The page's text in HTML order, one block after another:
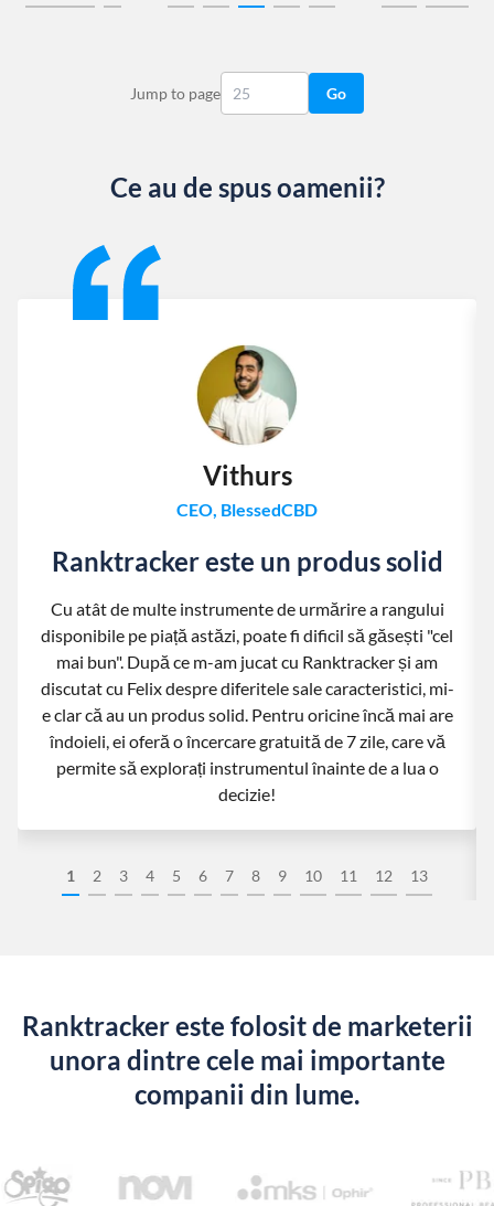
Jump to page Go
Ce au de spus oamenii?
1 2 3 4 5 6 7 8 9 10 11 12 13
Vithurs
CEO, BlessedCBD
Ranktracker este un produs solid
Cu atât de multe instrumente de urmărire a rangului
disponibile pe piață astăzi, poate fi dificil să găsești "cel
mai bun". După ce m-am jucat cu Ranktracker și am
discutat cu Felix despre diferitele sale caracteristici, mi-
e clar că au un produs solid. Pentru oricine încă mai are
îndoieli, ei oferă o încercare gratuită de 7 zile, care vă
permite să explorați instrumentul înainte de a lua o
decizie!
Ranktracker este folosit de marketerii
unora dintre cele mai importante
companii din lume.